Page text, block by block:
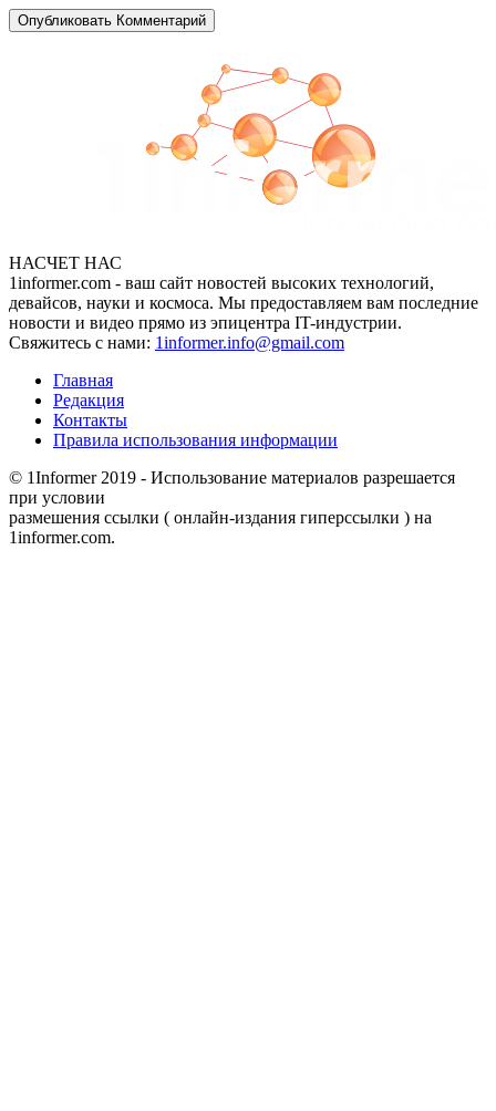
НАСЧЕТ НАС
1informer.com - ваш сайт новостей высоких технологий,
девайсов, науки и космоса. Мы предоставляем вам последние
новости и видео прямо из эпицентра IT-индустрии.
Свяжитесь с нами: 1informer.info@gmail.com
Главная
Редакция
Контакты
Правила использования информации
© 1Informer 2019 - Использование материалов разрешается
при условии
размешения ссылки ( онлайн-издания гиперссылки ) на
1informer.com.